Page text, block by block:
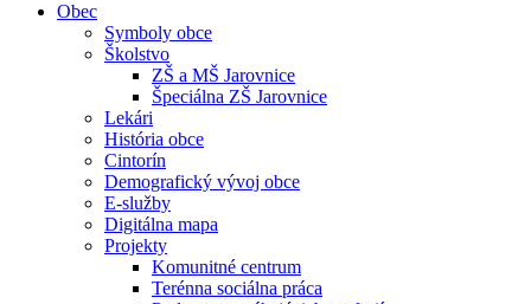
Obec
Symboly obce
Školstvo
ZŠ a MŠ Jarovnice
Špeciálna ZŠ Jarovnice
Lekári
História obce
Cintorín
Demografický vývoj obce
E-služby
Digitálna mapa
Projekty
Komunitné centrum
Terénna sociálna práca